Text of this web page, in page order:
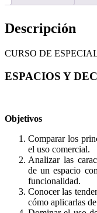
Descripción
CURSO DE
ESPACIOS Y
Objetivos
Comparar los
el uso comercial.
Analizar las
de un espacio
funcionalidad.
Conocer las
cómo aplicarlas